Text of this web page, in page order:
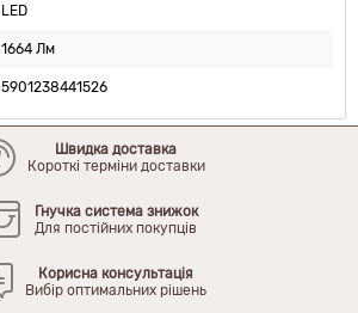
LED
1664 Лм
5901238441526
Швидка доставка
Короткі терміни доставки
Гнучка система знижок
Для постійних покупців
Корисна консультація
Вибір оптимальних рішень